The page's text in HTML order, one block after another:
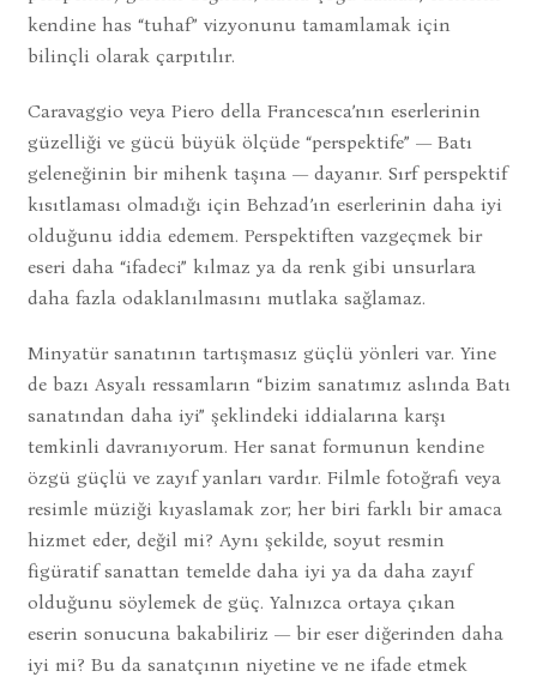
kendine has “tuhaf” vizyonunu tamamlamak için
bilinçli olarak çarpıtılır.
Caravaggio veya Piero della Francesca’nın eserlerinin
güzelliği ve gücü büyük ölçüde “perspektife” — Batı
geleneğinin bir mihenk taşına — dayanır. Sırf perspektif
kısıtlaması olmadığı için Behzad’ın eserlerinin daha iyi
olduğunu iddia edemem. Perspektiften vazgeçmek bir
eseri daha “ifadeci” kılmaz ya da renk gibi unsurlara
daha fazla odaklanılmasını mutlaka sağlamaz.
Minyatür sanatının tartışmasız güçlü yönleri var. Yine
de bazı Asyalı ressamların “bizim sanatımız aslında Batı
sanatından daha iyi” şeklindeki iddialarına karşı
temkinli davranıyorum. Her sanat formunun kendine
özgü güçlü ve zayıf yanları vardır. Filmle fotoğrafı veya
resimle müziği kıyaslamak zor; her biri farklı bir amaca
hizmet eder, değil mi? Aynı şekilde, soyut resmin
figüratif sanattan temelde daha iyi ya da daha zayıf
olduğunu söylemek de güç. Yalnızca ortaya çıkan
eserin sonucuna bakabiliriz — bir eser diğerinden daha
iyi mi? Bu da sanatçının niyetine ve ne ifade etmek